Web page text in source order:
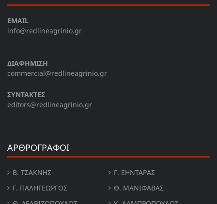
EMAIL
info@redlineagrinio.gr
ΔΙΑΦΗΜΙΣΗ
commercial@redlineagrinio.gr
ΣΥΝΤΑΚΤΕΣ
editors@redlineagrinio.gr
ΑΡΘΡΟΓΡΑΦΟΙ
Β. ΤΣΆΚΝΗΣ
Γ. ΞΗΝΤΆΡΑΣ
Γ. ΠΑΛΗΓΕΏΡΓΟΣ
Θ. ΜΑΝΙΦΑΒΑΣ